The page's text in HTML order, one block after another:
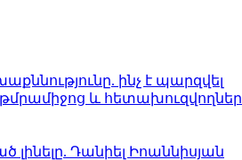
ինչ է պարզվել
թմրամիջոց և հետախուզվողներ
Դանիել Իոաննիսյան